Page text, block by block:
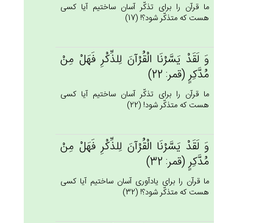
ما قرآن را براى تذكّر آسان ساختيم آيا كسى
هست كه متذكّر شود؟! (17)
وَ لَقَدْ يَسَّرْنَا الْقُرْآن‌َ لِلذِّكْرِ فَهَل‌ْ مِنْ‌
مُدَّكِرٍ (قمر: 22)
ما قرآن را براى تذكّر آسان ساختيم آيا كسى
هست كه متذكّر شود! (22)
وَ لَقَدْ يَسَّرْنَا الْقُرْآن‌َ لِلذِّكْرِ فَهَل‌ْ مِنْ‌
مُدَّكِرٍ (قمر: 32)
ما قرآن را براى يادآورى آسان ساختيم آيا كسى
هست كه متذكّر شود؟! (32)